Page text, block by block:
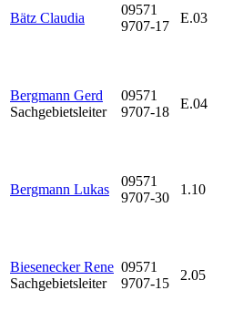
Bätz Claudia
09571
9707-17
E.03
Bergmann Gerd
Sachgebietsleiter
09571
9707-18
E.04
Bergmann Lukas
09571
9707-30
1.10
Biesenecker Rene
Sachgebietsleiter
09571
9707-15
2.05